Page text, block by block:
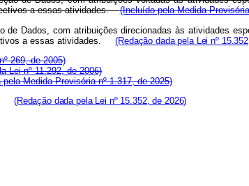
a essas atividades.(Incluído pela Medida
de Dados, com atribuições direcionadas às atividades
a essas atividades.(Redação dada pela Lei nº
269, de 2005)
Lei nº 11.292, de 2006)
pela Medida Provisória nº 1.317, de 2025)
(Redação dada pela Lei nº 15.352, de 2026)